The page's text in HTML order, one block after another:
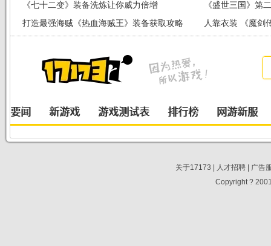
《七十二变》装备洗炼让你威力倍增
《盛世三国》第
打造最强海贼《热血海贼王》装备获取攻略
人靠衣装 《魔剑
关于17173 人才招聘|
广告
Copyright ?